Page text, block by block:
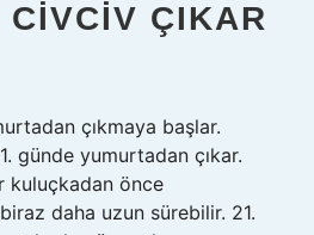
CIVCIV ÇIKAR
çıkmaya başlar.
günde yumurtadan çıkar.
kuluçkadan önce
daha uzun sürebilir. 21.